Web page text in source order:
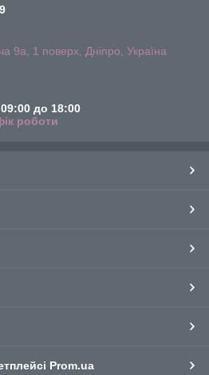
9а, 1 поверх, Дніпро, Україна
до 18:00
роботи
Prom.ua